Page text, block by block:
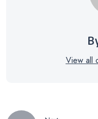
View all